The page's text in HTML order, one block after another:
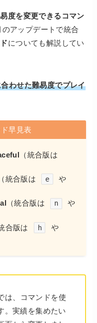
度を変更できるコマン
のアップデートで統合
についても解説してい
わせた難易度でプレイ
早見表
（統合版は
（統合版は e や
（統合版は n や
合版は h や
は、コマンドを使
。実績を集めたい